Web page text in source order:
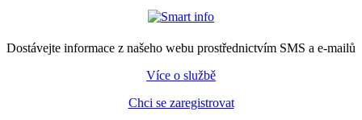
Dostávejte informace z našeho webu prostřednictvím SMS a e-mailů
Více o službě
Chci se zaregistrovat